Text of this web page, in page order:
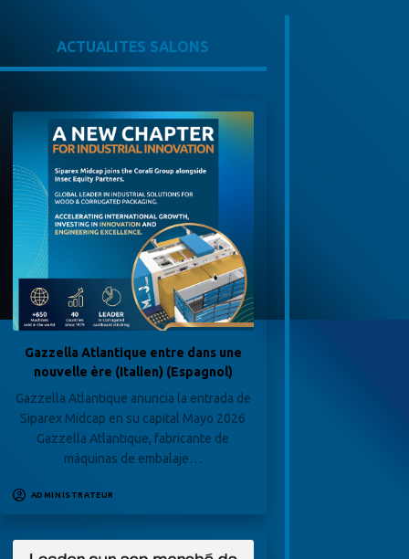
ACTUALITES SALONS
Gazzella Atlantique entre dans une
nouvelle ère (Italien) (Espagnol)
Gazzella Atlantique anuncia la entrada de
Siparex Midcap en su capital Mayo 2026
Gazzella Atlantique, fabricante de
máquinas de embalaje…
ADMINISTRATEUR